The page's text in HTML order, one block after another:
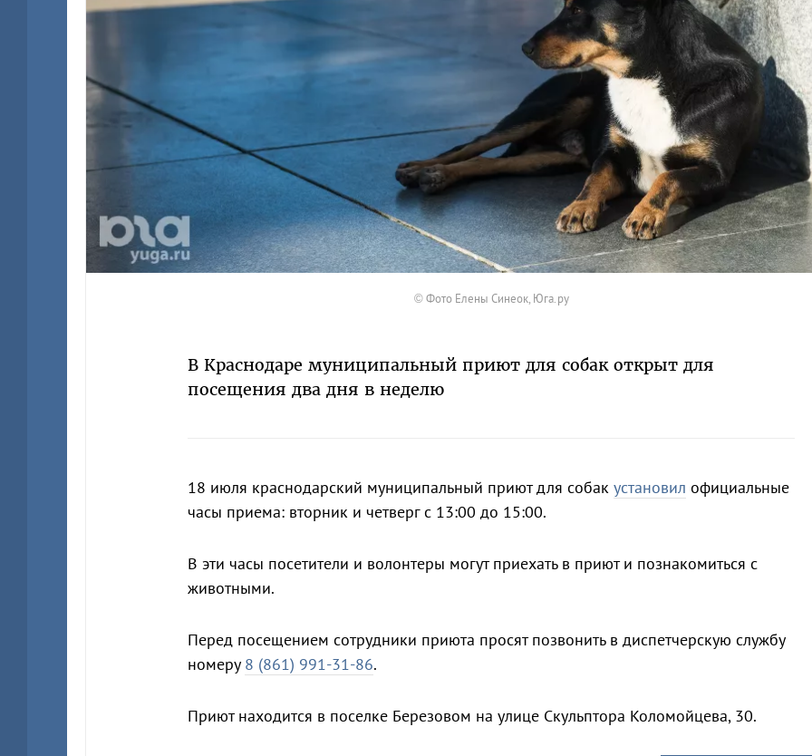
© Фото Елены Синеок, Юга.ру
В Краснодаре муниципальный приют для собак открыт для
посещения два дня в неделю
18 июля краснодарский муниципальный приют для собак установил официальные
часы приема: вторник и четверг с 13:00 до 15:00.
В эти часы посетители и волонтеры могут приехать в приют и познакомиться с
животными.
Перед посещением сотрудники приюта просят позвонить в диспетчерскую службу
номеру 8 (861) 991-31-86.
Приют находится в поселке Березовом на улице Скульптора Коломойцева, 30.